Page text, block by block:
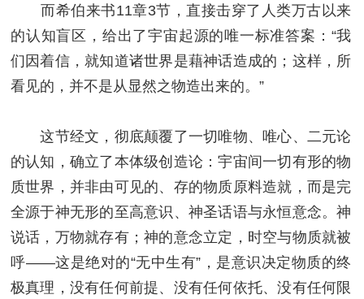
而希伯来书11章3节，直接击穿了人类万古以来
的认知盲区，给出了宇宙起源的唯一标准答案：“我
们因着信，就知道诸世界是藉神话造成的；这样，所
看见的，并不是从显然之物造出来的。”
这节经文，彻底颠覆了一切唯物、唯心、二元论
的认知，确立了本体级创造论：宇宙间一切有形的物
质世界，并非由可见的、存的物质原料造就，而是完
全源于神无形的至高意识、神圣话语与永恒意念。神
说话，万物就存有；神的意念立定，时空与物质就被
呼——这是绝对的“无中生有”，是意识决定物质的终
极真理，没有任何前提、没有任何依托、没有任何限